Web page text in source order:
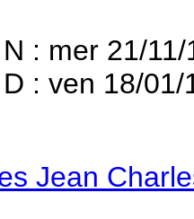
: mer 21/
: ven 18/01/
Jean